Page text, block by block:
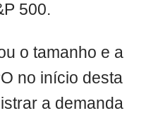
500.
o tamanho e a
no início desta
a demanda